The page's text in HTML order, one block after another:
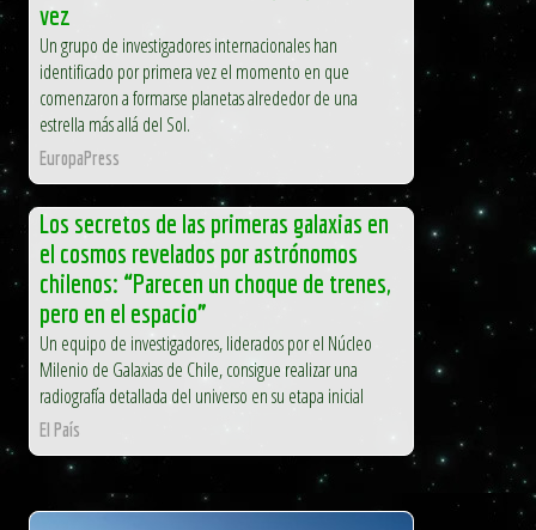
vez
Un grupo de investigadores internacionales han
identificado por primera vez el momento en que
comenzaron a formarse planetas alrededor de una
estrella más allá del Sol.
EuropaPress
Los secretos de las primeras galaxias en
el cosmos revelados por astrónomos
chilenos: “Parecen un choque de trenes,
pero en el espacio”
Un equipo de investigadores, liderados por el Núcleo
Milenio de Galaxias de Chile, consigue realizar una
radiografía detallada del universo en su etapa inicial
El País